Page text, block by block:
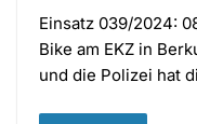
Einsatz 039/2024:
Bike am EKZ in
und die Polizei hat